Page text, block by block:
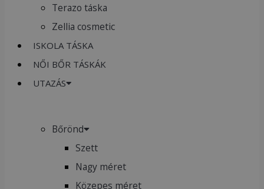
Terazo táska
Zellia cosmetic
ISKOLA TÁSKA
NŐI BŐR TÁSKÁK
UTAZÁS
Bőrönd
Szett
Nagy méret
Közepes méret